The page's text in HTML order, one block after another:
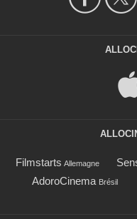
Filmstarts Allemagne
AdoroCinema Brésil